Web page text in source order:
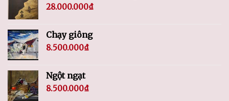
28.000.000₫
Chạy giông
8.500.000₫
Ngột ngạt
8.500.000₫